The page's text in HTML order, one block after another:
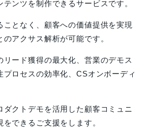
ンツを制作できるサービスです。
ことなく、顧客への価値提供を実現
のアクサス解析が可能です。
リード獲得の最大化、営業のデモス
プロセスの効率化、CSオンボーディ
ダクトデモを活用した顧客コミュニ
できるご支援をします。